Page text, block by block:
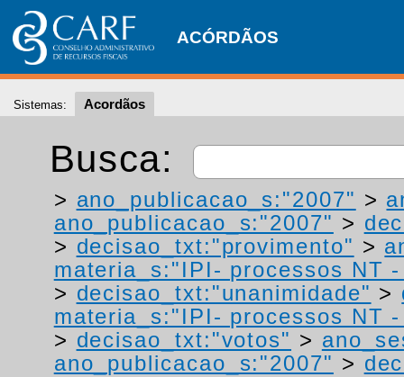
ACÓRDÃOS
Sistemas: Acordãos
Busca:
> ano_publicacao_s:"2007" >
ano_publicacao_s:"2007" >
> decisao_txt:"provimento" >
materia_s:"IPI- processos NT
> decisao_txt:"unanimidade" >
materia_s:"IPI- processos NT
> decisao_txt:"votos" >
ano_publicacao_s:"2007" >